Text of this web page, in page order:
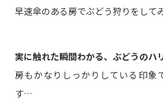
早速傘のある房でぶどう狩りをして
実に触れた瞬間わかる、ぶどうのハ
房もかなりしっかりしている印象
す…